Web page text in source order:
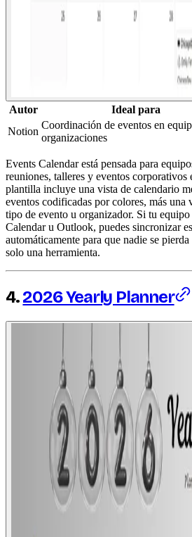
Autor Ideal para
Notion
Coordinación de eventos en
organizaciones
Events Calendar está pensada para
reuniones, talleres y eventos corporativos
plantilla incluye una vista de calendario
eventos codificadas por colores, más una
tipo de evento u organizador. Si tu
Calendar u Outlook, puedes sincronizar
automáticamente para que nadie se
solo una herramienta.
4.2026 Yearly Planner